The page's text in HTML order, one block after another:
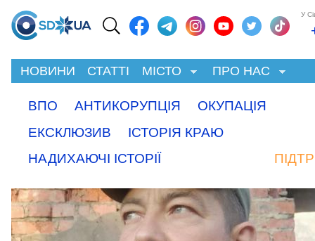
У
НОВИНИ СТАТТІ МІСТО ПРО НАС
ВПО АНТИКОРУПЦІЯ
ОКУПАЦІЯ
ЕКСКЛЮЗИВ
ІСТОРІЯ КРАЮ
НАДИХАЮЧІ ІСТОРІЇ